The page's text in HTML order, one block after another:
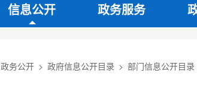
信息公开 政务服务
政务公开 > 政府信息公开目录 > 部门信息公开目录